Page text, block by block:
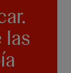
las